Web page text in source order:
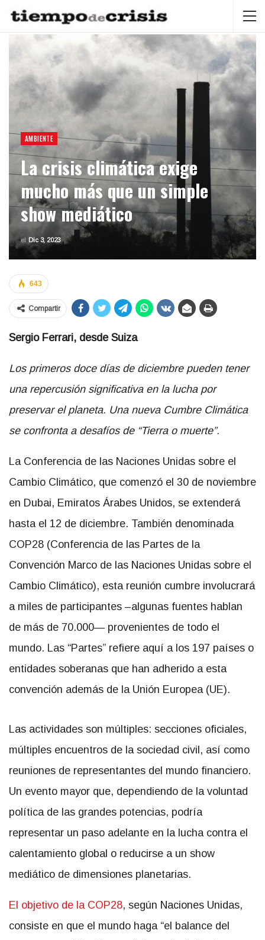
AMBIENTE
La crisis climática exige
mucho más que un simple
show mediático
el Dic 3, 2023
643
Compartir
Sergio Ferrari, desde Suiza
Los primeros doce días de diciembre pueden tener
una repercusión significativa en la lucha por
preservar el planeta. Una nueva Cumbre Climática
se confronta a desafíos de “Tierra o muerte”.
La Conferencia de las Naciones Unidas sobre el
Cambio Climático, que comenzó el 30 de noviembre
en Dubai, Emiratos Árabes Unidos, se extenderá
hasta el 12 de diciembre. También denominada
COP28 (Conferencia de las Partes de la
Convención Marco de las Naciones Unidas sobre el
Cambio Climático), esta reunión cumbre involucrará
a miles de participantes –algunas fuentes hablan
de más de 70.000— provenientes de todo el
mundo. Las “Partes” refiere aquí a los 197 países o
entidades soberanas que han adherido a esta
convención además de la Unión Europea (UE).
Las actividades son múltiples: secciones oficiales,
múltiples encuentros de la sociedad civil, así como
reuniones de representantes del mundo financiero.
Un evento mayor que, dependiendo de la voluntad
política de las grandes potencias, podría
representar un paso adelante en la lucha contra el
calentamiento global o reducirse a un show
mediático de dimensiones planetarias.
El objetivo de la COP28, según Naciones Unidas,
consiste en que el mundo haga “el balance del